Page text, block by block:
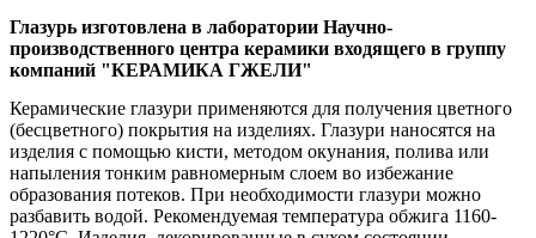
Глазурь изготовлена в лаборатории Научно-
производственного центра керамики входящего в группу
компаний "КЕРАМИКА ГЖЕЛИ"
Керамические глазури применяются для получения цветного
(бесцветного) покрытия на изделиях. Глазури наносятся на
изделия с помощью кисти, методом окунания, полива или
напыления тонким равномерным слоем во избежание
образования потеков. При необходимости глазури можно
разбавить водой. Рекомендуемая температура обжига 1160-